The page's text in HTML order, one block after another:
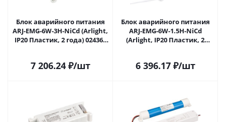
Блок аварийного питания
ARJ-EMG-6W-3H-NiCd (Arlight,
IP20 Пластик, 2 года) 024365
7 206.24₽/шт
Блок аварийного питания
ARJ-EMG-6W-1.5H-NiCd
(Arlight, IP20 Пластик, 2
6 396.17₽/шт